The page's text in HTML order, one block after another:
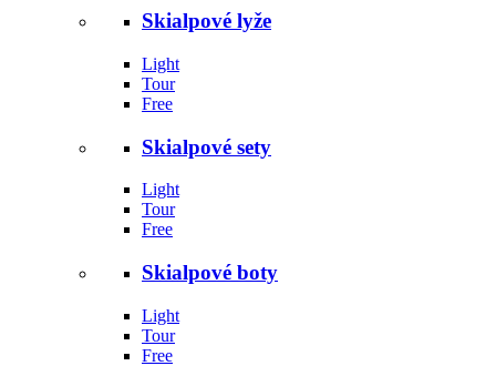
Skialpové lyže
Light
Tour
Free
Skialpové sety
Light
Tour
Free
Skialpové boty
Light
Tour
Free